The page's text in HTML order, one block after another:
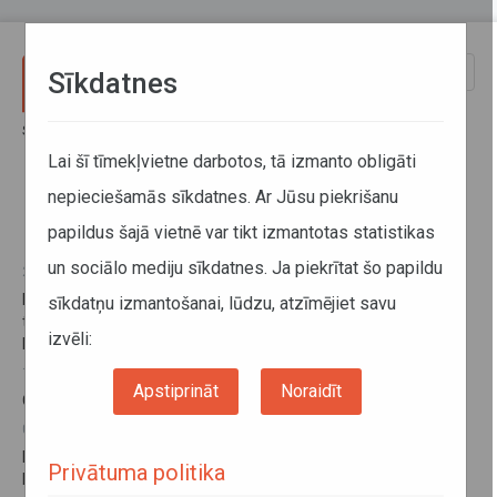
Sākums
Lietuva
22. maijs 2026
Lietuva nosaka ierobežojumus degvielas daudzumam
transportlīdzekļu standarttvertnēs, iebraucot no Krievijas un
Baltkrievijas
13. jūnijs 2025
Ceļu lietošanas maksa Lietuvā (papildināts 13.06.2025)
03. decembris 2024
kravas transportlīdzekļiem
Sīkdatnes
Lai šī tīmekļvietne darbotos, tā izmanto obligāti
nepieciešamās sīkdatnes. Ar Jūsu piekrišanu
papildus šajā vietnē var tikt izmantotas statistikas
un sociālo mediju sīkdatnes. Ja piekrītat šo papildu
sīkdatņu izmantošanai, lūdzu, atzīmējiet savu
izvēli:
Apstiprināt Noraidīt
Privātuma politika